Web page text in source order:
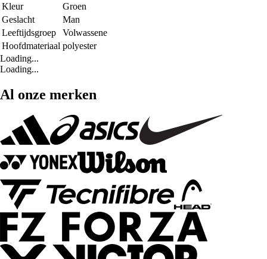
Kleur
Groen
Geslacht
Man
Leeftijdsgroep
Volwassene
Hoofdmateriaal polyester
Loading...
Loading...
Al onze merken